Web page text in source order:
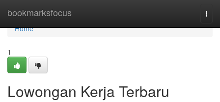
bookmarksfocus
Home
Home
1
Lowongan Kerja Terbaru